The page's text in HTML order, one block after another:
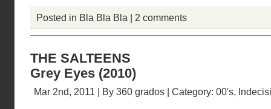
Posted in Bla Bla Bla | 2 comments
THE SALTEENS
Grey Eyes (2010)
Mar 2nd, 2011 | By 360 grados | Category: 00's,